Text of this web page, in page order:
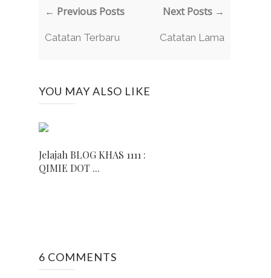
← Previous Posts
Catatan Terbaru
Next Posts →
Catatan Lama
YOU MAY ALSO LIKE
Jelajah BLOG KHAS 1111 :
QIMIE DOT ...
6 COMMENTS